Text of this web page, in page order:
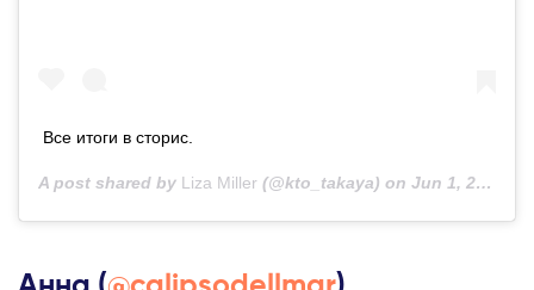
Все итоги в сторис.
A post shared by Liza Miller (@kto_takaya) on Jun 1, 2020 at 1:22am PDT